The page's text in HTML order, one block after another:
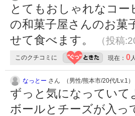
とてもおしゃれなコ
の和菓子屋さんのお菓
せて食べます。
（投稿
このクチコミに 現在： 0 人
なっとー さん （男性/熊本市/20代/Lv.1）
ずっと気になってい
ボールとチーズが入っ